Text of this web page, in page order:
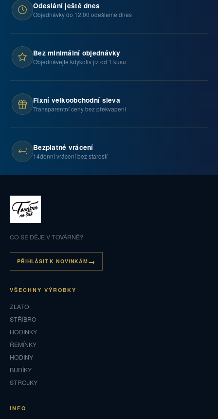
Odeslání ještě dnes
Objednávky do 12:00 odešleme dnes
Bez minimální objednávky
Objednávejte kdykoliv již od 1 kusu
Fixní velkoobchodní sleva
Transparentní ceny bez překvapení
Bezplatné vrácení
14denní vrácení bez starostí
CO SE DĚJE V TOVÁRNĚ?
PŘIHLÁSIT K NOVINKÁM
VŠECHNY VÝROBKY
ZLATO
STŘÍBRO
HODINKY
ŘEMÍNKY
HODINY
BUDÍKY
STROJKY
INFO